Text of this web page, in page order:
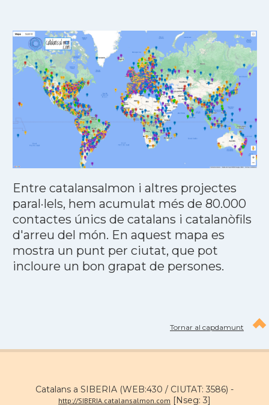
Entre catalansalmon i altres projectes
paral·lels, hem acumulat més de 80.000
contactes únics de catalans i catalanòfils
d'arreu del món. En aquest mapa es
mostra un punt per ciutat, que pot
incloure un bon grapat de persones.
Tornar al capdamunt
Catalans a SIBERIA (WEB:430 / CIUTAT: 3586) -
http://SIBERIA.catalansalmon.com [Nseg: 3]